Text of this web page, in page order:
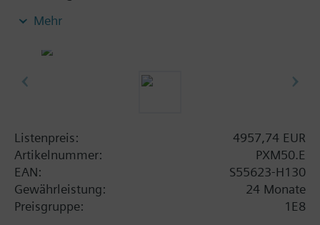
Gebäudeautomationssystem Desigo
Web-Browsers auf einem Gerät im Netz
Zeitschaltprogramme, Kalender,
Sollwertänderungen, Anzeige von Istwerten etc.)
Offline-Engineering mit ABT Site
Online-Engineering mit HTML5.0 Web-Browser
Kompakter Aufbau mit geringer Einbautiefe, für
die Montage in Schaltschranktüre
Mehr
Listenpreis:
4957,74 EUR
Artikelnummer:
PXM50.E
EAN:
S55623-H130
Gewährleistung:
24 Monate
Preisgruppe:
1E8